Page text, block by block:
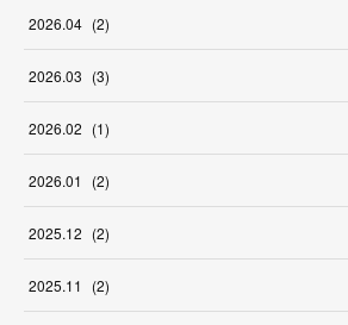
2026.04 (2)
2026.03 (3)
2026.02 (1)
2026.01 (2)
2025.12 (2)
2025.11 (2)